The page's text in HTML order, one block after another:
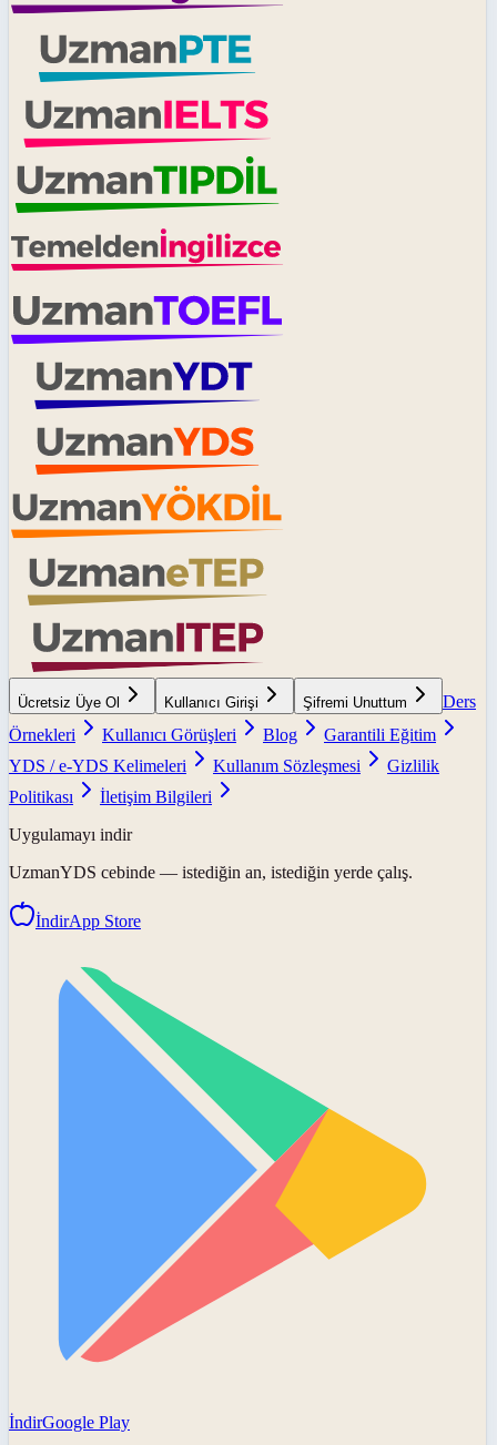
Ücretsiz Üye Ol Kullanıcı Girişi Şifremi Unuttum
Ders
Örnekleri
Kullanıcı Görüşleri Blog
Garantili Eğitim
YDS / e-YDS Kelimeleri
Kullanım Sözleşmesi
Gizlilik
Politikası
İletişim Bilgileri
Uygulamayı indir
UzmanYDS cebinde — istediğin an, istediğin yerde çalış.
İndirApp Store
İndirGoogle Play